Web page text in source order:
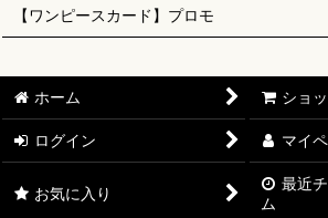
【ワンピースカード】プロモ
ホーム ショ
ログイン マイ
お気に入り
最近
ム